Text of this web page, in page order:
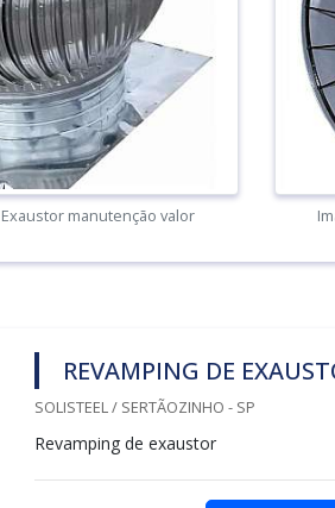
manutenção valor
REVAMPING DE
SOLISTEEL / SERTÃOZINHO - SP
Revamping de exaustor